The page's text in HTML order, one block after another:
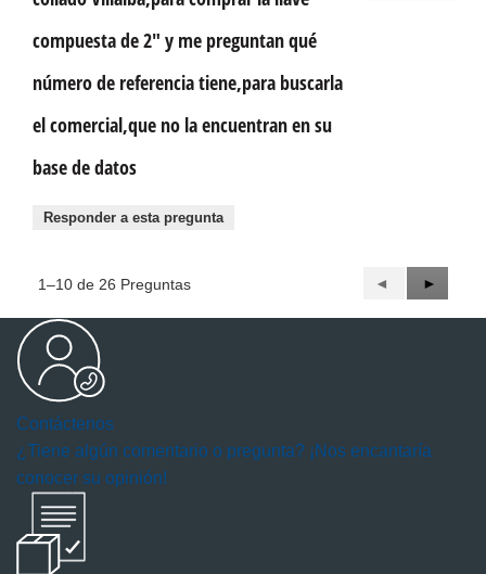
compuesta de 2" y me preguntan qué
número de referencia tiene,para buscarla
el comercial,que no la encuentran en su
base de datos
Responder a esta pregunta
1–10 de 26 Preguntas
Anterior
Questions
◄ ►
Contáctenos
¿Tiene algún comentario o pregunta? ¡Nos encantaría
conocer su opinión!